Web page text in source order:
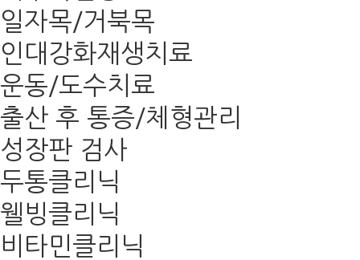
일자목/거북목
인대강화재생치료
운동/도수치료
출산 후 통증/체형관리
성장판 검사
두통클리닉
웰빙클리닉
비타민클리닉